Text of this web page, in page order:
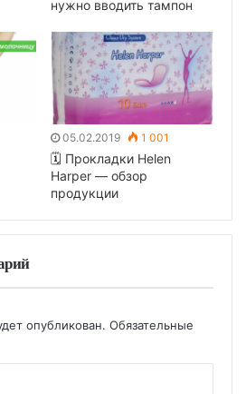
нужно вводить тампон
05.02.2019 1 001
🗓 Прокладки Helen
Harper — обзор
продукции
опубликован. Обязательные